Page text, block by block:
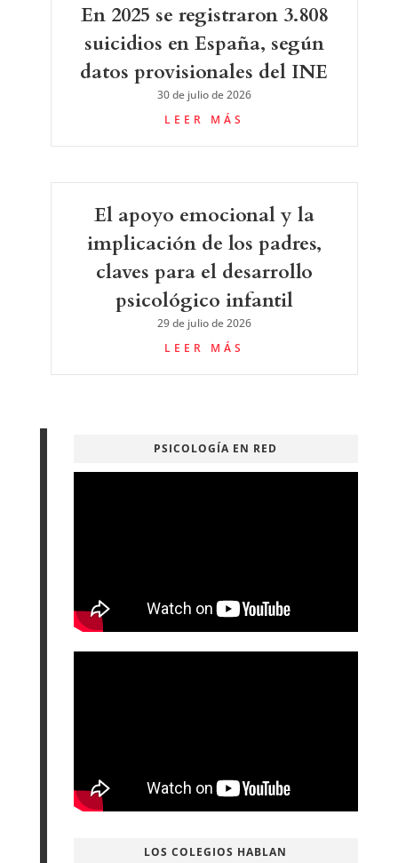
En 2025 se registraron 3.808
suicidios en España, según
datos provisionales del INE
30 de julio de 2026
LEER MÁS
El apoyo emocional y la
implicación de los padres,
claves para el desarrollo
psicológico infantil
29 de julio de 2026
LEER MÁS
PSICOLOGÍA EN RED
LOS COLEGIOS HABLAN